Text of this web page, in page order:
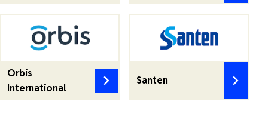
Orbis
International
Santen